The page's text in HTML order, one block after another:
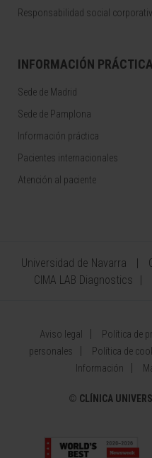
Responsabilidad social
INFORMACIÓN PRÁCTICA
Sede de Madrid
Sede de Pamplona
Información práctica
Pacientes internacionales
Atención al paciente
Universidad de Navarra
CIMA LAB Diagnostics
Aviso legal Política de
personales
Política de
Información
© CLÍNICA